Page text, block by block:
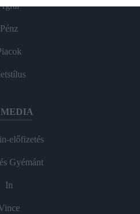
Pénz
előfizetés
Gyémánt
In